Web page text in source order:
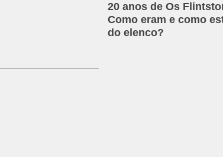
20 anos de Os
Como eram e como
do elenco?